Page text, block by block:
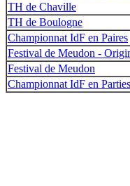
TH de Chaville
TH de Boulogne
Championnat IdF en Paires
Festival de Meudon -
Festival de Meudon
Championnat IdF en